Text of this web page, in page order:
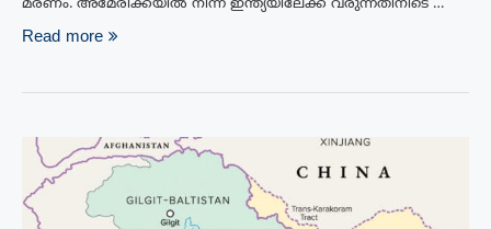
മരണം. അമേരിക്കയിൽ നിന്ന് ഇന്ത്യയിലേക്ക് വരുന്നതിനിടെ …
Read more